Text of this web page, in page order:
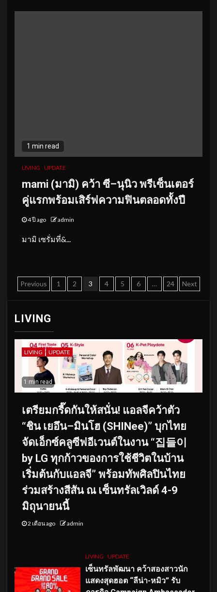
1 min read
LIVING UPDATE
mami (มามิ) คว้า ซี–นุนิว พรีเซ็นเตอร์
คู่แรกพร้อมเสิร์ฟความฟินตลอดทั้งปี
4 ปี ago admin
มามิ เซรั่มที่&...
Posts
Previous 1 2 3 4 5 6 … 24 Next
LIVING
LIVING UPDATE
1 min read
เตรียมกรี๊ดกันให้สนั่น! แอลจีคว้าตัว
“ชิน เยอึน–มินโฮ (SHINee)” บุกไทย
จัดเอ็กซ์คลูซีฟอีเวนต์ในงาน “집들이
by LG ทุกก้าวของการใช้ชีวิตในบ้าน
เริ่มต้นกับแอลจี” พร้อมทัพศิลปินไทย
ร่วมสร้างสีสัน ณ เซ็นทรัลเวิลด์ 4-9
มิถุนายนนี้
2 เดือน ago admin
LIVING UPDATE
เซ็นทรัลพัฒนา คว้าสองสาวนัก
แสดงสุดฮอต “ลีน่า-หมิว” รับ